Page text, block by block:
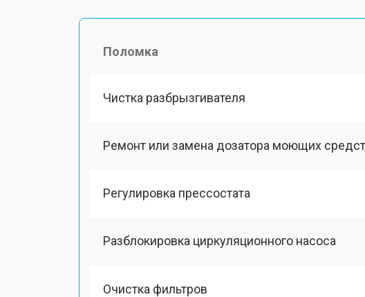
Поломка
Чистка разбрызгивателя
Ремонт или замена дозатора моющих
Регулировка прессостата
Разблокировка циркуляционного насоса
Очистка фильтров